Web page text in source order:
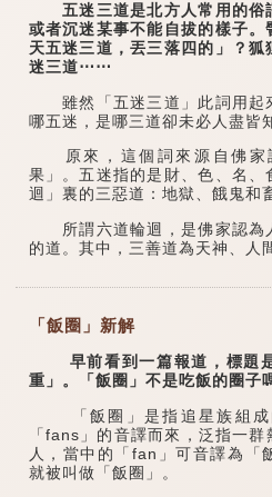
五迷三道是北方人常用的俗
或者沉迷某事不能自拔的樣子
天五迷三道，丟三落四的」？
迷三道⋯⋯
雖然「五迷三道」此詞用起
哪五迷，是哪三道卻未必人盡皆
原來，這個詞來源自佛家
果」。五迷指的是財、色、名、
迴」裏的三惡道：地獄、餓鬼和
所謂六道輪迴，是佛家認為
的道。其中，三善道為天神、人
「飯圈」新解
早前看到一篇報道，標題是
重」。「飯圈」不是吃飯的圈子
「飯圈」是指追星族組成
「fans」的音譯而來，泛指一
人，當中的「fan」可音譯為「
就被叫做「飯圈」。